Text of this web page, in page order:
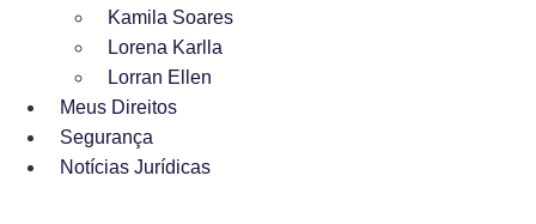
Kamila Soares
Lorena Karlla
Lorran Ellen
Meus Direitos
Segurança
Notícias Jurídicas